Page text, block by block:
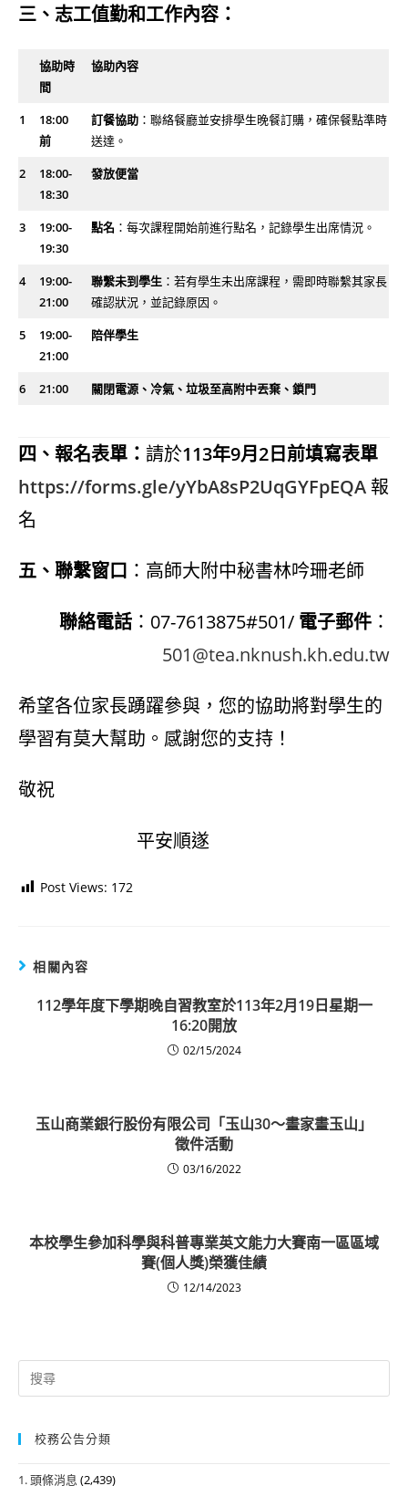
三、志工值勤和工作內容：
協助時
間
協助內容
1
18:00
前
訂餐協助：聯絡餐廳並安排學生晚餐訂購，確保餐點準時
送達。
2
18:00-
18:30
發放便當
3
19:00-
19:30
點名 ：每次課程開始前進行點名，記錄學生出席情況。
4
19:00-
21:00
聯繫未到學生：若有學生未出席課程，需即時聯繫其家長
確認狀況，並記錄原因。
5
19:00-
21:00
陪伴學生
6 21:00 關閉電源、冷氣、垃圾至高附中丟棄、鎖門
四、報名表單： 請於113年9月2日前填寫表單
https://forms.gle/yYbA8sP2UqGYFpEQA 報
名
五、聯繫窗口 ：高師大附中秘書林吟珊老師
聯絡電話 ：07-7613875#501/ 電子郵件 ：
501@tea.nknush.kh.edu.tw
希望各位家長踴躍參與，您的協助將對學生的
學習有莫大幫助。感謝您的支持！
敬祝
平安順遂
Post Views: 172
相關內容
112學年度下學期晚自習教室於113年2月19日星期一
16:20開放
02/15/2024
玉山商業銀行股份有限公司「玉山30～畫家畫玉山」
徵件活動
03/16/2022
本校學生參加科學與科普專業英文能力大賽南一區區域
賽(個人獎)榮獲佳績
12/14/2023
Search
for:
校務公告分類
1. 頭條消息 (2,439)